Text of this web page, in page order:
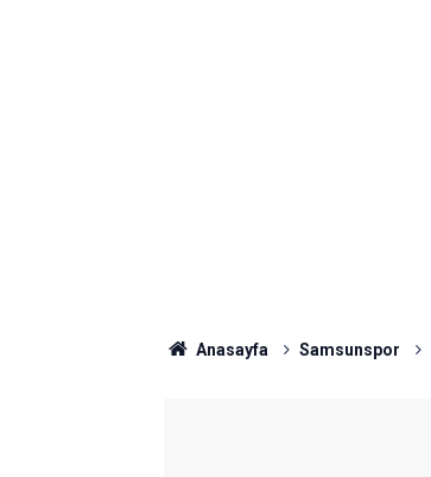
Anasayfa Samsunspor